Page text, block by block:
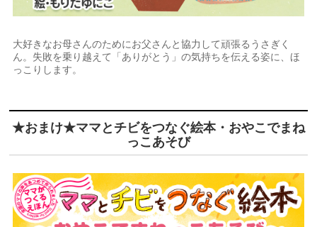
大好きなお母さんのためにお父さんと協力して頑張るうさぎく
ん。失敗を乗り越えて「ありがとう」の気持ちを伝える姿に、ほ
っこりします。
★おまけ★ママとチビをつなぐ絵本・おやこでまね
っこあそび